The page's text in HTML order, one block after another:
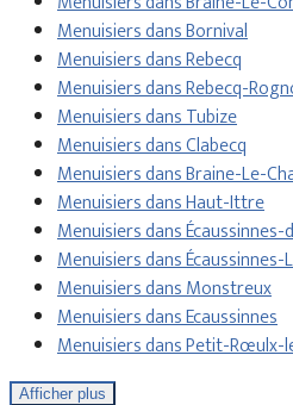
Menuisiers dans Bornival
Menuisiers dans Rebecq
Menuisiers dans Rebecq-
Menuisiers dans Tubize
Menuisiers dans Clabecq
Menuisiers dans Braine-Le-
Menuisiers dans Haut-Ittre
Menuisiers dans Écaussinnes-
Menuisiers dans Écaussinnes-
Menuisiers dans Monstreux
Menuisiers dans Ecaussinnes
Menuisiers dans Petit-Rœulx-
Afficher plus